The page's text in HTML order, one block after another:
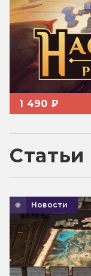
1 490 ₽
Статьи
Новости